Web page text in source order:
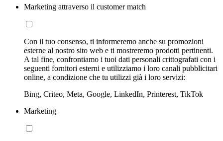
Marketing attraverso il customer match
Con il tuo consenso, ti informeremo anche su promozioni
esterne al nostro sito web e ti mostreremo prodotti pertinenti.
A tal fine, confrontiamo i tuoi dati personali crittografati con i
seguenti fornitori esterni e utilizziamo i loro canali pubblicitari
online, a condizione che tu utilizzi già i loro servizi:
Bing, Criteo, Meta, Google, LinkedIn, Printerest, TikTok
Marketing